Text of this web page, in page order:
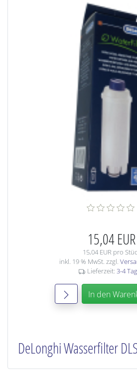
15,04 EUR
15,04 EUR pro
inkl. 19 % MwSt. zzgl.
Lieferzeit: 3-4
In den
DeLonghi Wasserfilter